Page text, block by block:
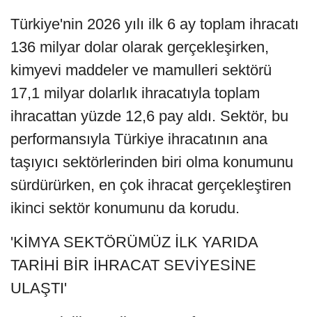
Türkiye'nin 2026 yılı ilk 6 ay toplam ihracatı
136 milyar dolar olarak gerçekleşirken,
kimyevi maddeler ve mamulleri sektörü
17,1 milyar dolarlık ihracatıyla toplam
ihracattan yüzde 12,6 pay aldı. Sektör, bu
performansıyla Türkiye ihracatının ana
taşıyıcı sektörlerinden biri olma konumunu
sürdürürken, en çok ihracat gerçekleştiren
ikinci sektör konumunu da korudu.
'KİMYA SEKTÖRÜMÜZ İLK YARIDA
TARİHİ BİR İHRACAT SEVİYESİNE
ULAŞTI'